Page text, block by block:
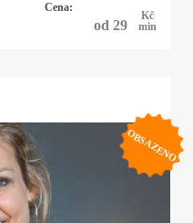
Cena:
od 29
Kč
min
OBSAZENO